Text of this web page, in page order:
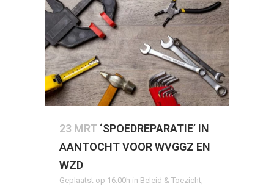
23 MRT ‘SPOEDREPARATIE’ IN
AANTOCHT VOOR WVGGZ EN
WZD
Geplaatst op 16:00h in Beleid & Toezicht,